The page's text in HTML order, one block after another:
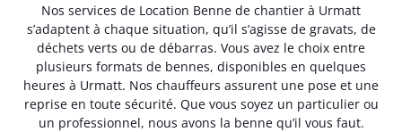
Nos services de Location Benne de chantier à Urmatt
s’adaptent à chaque situation, qu’il s’agisse de gravats, de
déchets verts ou de débarras. Vous avez le choix entre
plusieurs formats de bennes, disponibles en quelques
heures à Urmatt. Nos chauffeurs assurent une pose et une
reprise en toute sécurité. Que vous soyez un particulier ou
un professionnel, nous avons la benne qu’il vous faut.